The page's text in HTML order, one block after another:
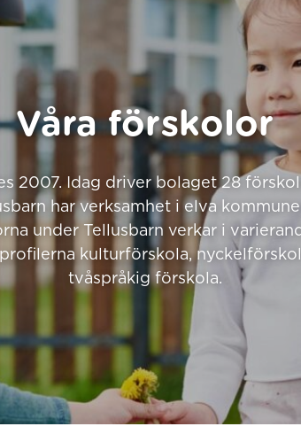
Våra förskolor
2007. Idag driver bolaget 28
har verksamhet i elva
under Tellusbarn verkar i
kulturförskola,
tvåspråkig förskola.